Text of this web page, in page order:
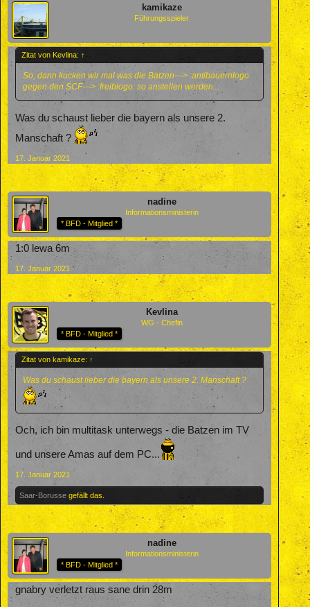
kamikaze
Führungsspieler
Zitat von Kevlina: ↑
So, dann kucken wir mal was die Batzen---> :antibauernlogo:
gegen den SCF---> :freiblogo: so anstellen werden...
Was du schaust lieber die bayern als unsere 2.
Manschaft ?
17. Januar 2021
nadine
Informationsministerin
* BFD - Mitglied *
1:0 lewa 6m
17. Januar 2021
Kevlina
WG - Chefin
* BFD - Mitglied *
Zitat von kamikaze: ↑
Was du schaust lieber die bayern als unsere 2. Manschaft ?
Och, ich bin multitask unterwegs - die Batzen im TV
und unsere Amas auf dem PC...
17. Januar 2021
Saar-Borusse gefällt das.
nadine
Informationsministerin
* BFD - Mitglied *
gnabry verletzt raus sane drin 28m